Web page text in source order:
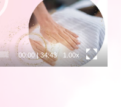
00:00|34:43 1.00x